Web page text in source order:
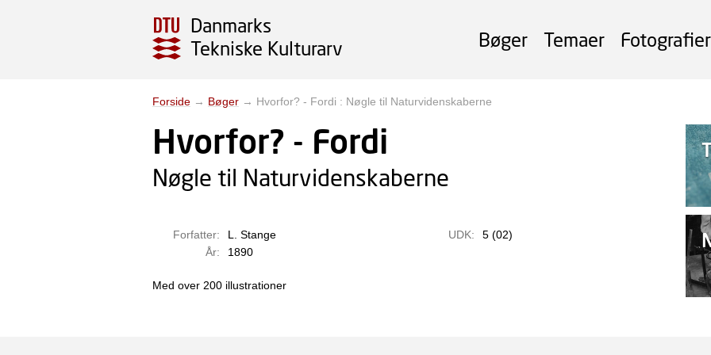
Danmarks
Tekniske Kulturarv
Bøger Temaer Fotografier
Forside → Bøger → Hvorfor? - Fordi : Nøgle til Naturvidenskaberne
Hvorfor? - Fordi
Nøgle til Naturvidenskaberne
Forfatter:
L. Stange
År:
1890
UDK: 5 (02)
Med over 200 illustrationer